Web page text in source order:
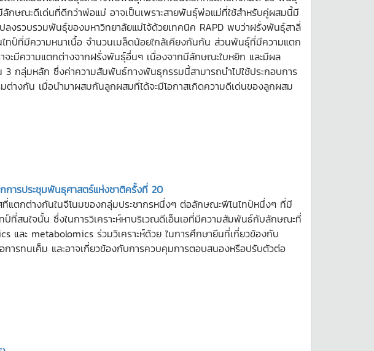
ณะดีเด่นที่ดีกว่าพ่อแม่ อาจเป็นเพราะสายพันธุ์พ่อแม่ที่ใช้สำหรับคู่ผสมนี้มี
รวบรวมพันธุ์ของมหาวิทยาลัยแม่โจ้ด้วยเทคนิค RAPD พบว่าฝรั่งพันธุ์สาลี่
ที่มีความหนาเนื้อ จำนวนเมล็ดน้อยใกล้เคียงกันกัน ส่วนพันธุ์ที่มีความแตก
มีความแตกต่างจากฝรั่งพันธุ์อื่นๆ เนื่องจากมีลักษณะใบหยิก และมีผล
กลุ่มหลัก ซึ่งค่าความสัมพันธ์ทางพันธุกรรมนี้สามารถนำไปใช้ประกอบการ
งกัน เมื่อนำมาผสมกันลูกผสมที่ได้จะมีโอกาสเกิดความดีเด่นของลูกผสม
ารประชุมพันธุศาสตร์แห่งชาติครั้งที่ 20
แตกต่างกันในจีโนมของกลุ่มประชากรหนึ่งๆ ต่อลักษณะฟีโนไทป์หนึ่งๆ ที่มี
ที่สนใจนั้น ซึ่งในการวิเคราะห์หาบริเวณดีเอ็นเอที่มีความสัมพันธ์กับลักษณะที่
ละ metabolomics ร่วมวิเคราะห์ด้วย ในการศึกษายีนที่เกี่ยวข้องกับ
รทนเค็ม และอาจเกี่ยวข้องกับการควบคุมการตอบสนองหรือปรับตัวต่อ